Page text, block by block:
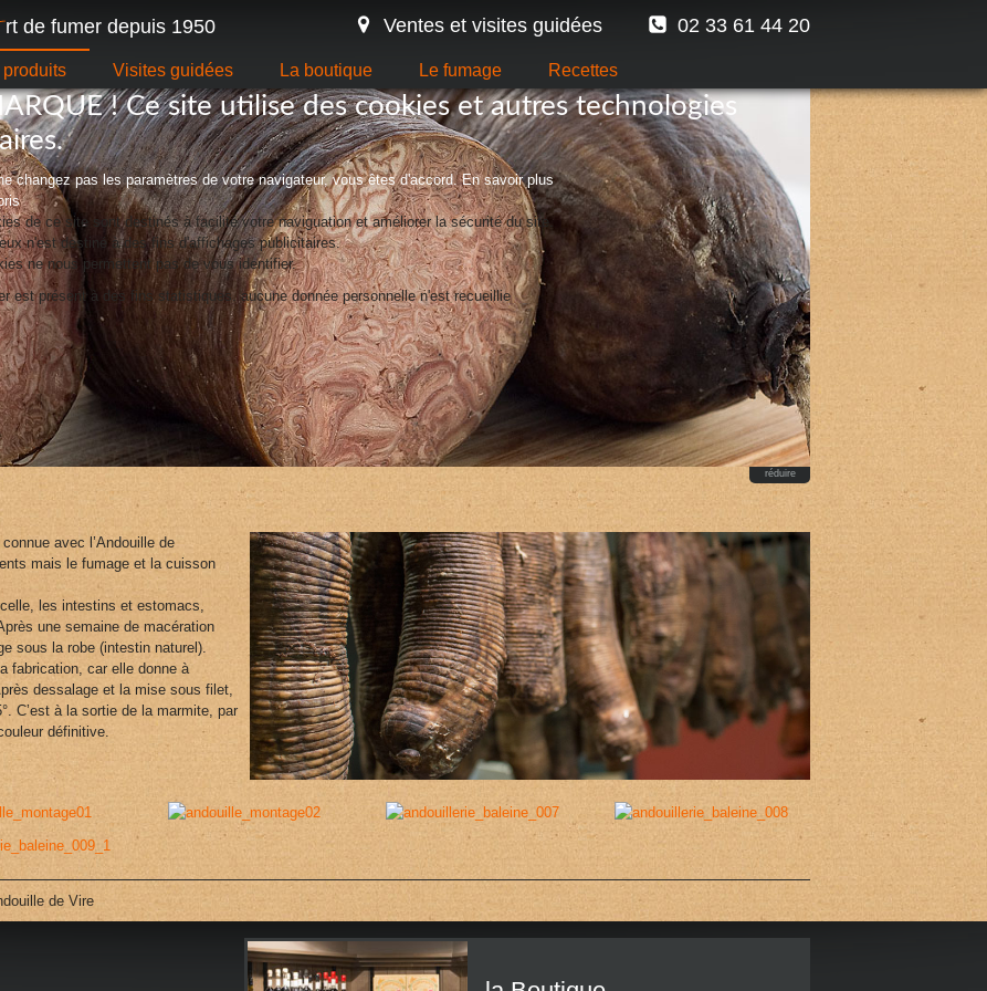
rt de fumer depuis 1950 Ventes et visites guidées 02 33 61 44 20
produits Visites guidées La boutique Le fumage Recettes
! Ce site utilise des cookies et autres technologies
changez pas les paramètres de votre navigateur, vous êtes d'accord.En savoir plus
de ce site sont destinés à facilité votre naviguation et améliorer la sécurité du site.
n'est destiné à des fins d'affichages publicitaires.
ne nous permettent pas de vous identifier.
est présent à des fins statistiques. aucune donnée personnelle n'est recueillie
réduire
avec l’Andouille de
mais le fumage et la cuisson
les intestins et estomacs,
une semaine de macération
sous la robe (intestin naturel).
fabrication, car elle donne à
dessalage et la mise sous filet,
C’est à la sortie de la marmite, par
définitive.
de Vire